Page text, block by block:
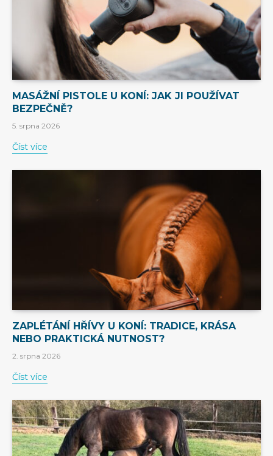
MASÁŽNÍ PISTOLE U KONÍ: JAK JI POUŽÍVAT
BEZPEČNĚ?
5. srpna 2026
Číst více
ZAPLÉTÁNÍ HŘÍVY U KONÍ: TRADICE, KRÁSA
NEBO PRAKTICKÁ NUTNOST?
2. srpna 2026
Číst více